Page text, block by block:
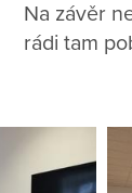
Na závěr
rádi tam